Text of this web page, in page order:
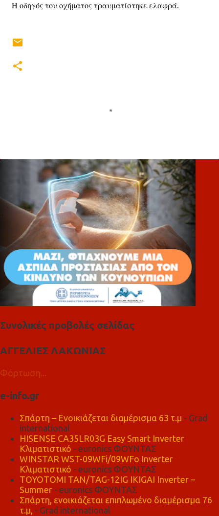
Η οδηγός του οχήματος τραυματίστηκε ελαφρά.
λ
Συνολικές προβολές σελίδας
ΑΓΓΕΛΙΕΣ ΛΑΚΩΝΙΑΣ
Φόρτωση...
e-info.gr
Σπάρτη – Ενοικιάζεται διαμέρισμα 63 τ.μ - Grad
international
HISENSE CA35LR03G Easy Smart Inverter
Κλιματιστικό - euronics ΦΟΥΝΤΑΣ
WINSTAR WST-09WFi/09WFo Inverter
Κλιματιστικό - euronics ΦΟΥΝΤΑΣ
TOYOTOMI TAN/TAG-12IG IKIGAI Inverter –
Summer - euronics ΦΟΥΝΤΑΣ
Σπάρτη, ενοικιάζεται επιπλωμένο διαμέρισμα 76
τ.μ, - Grad international